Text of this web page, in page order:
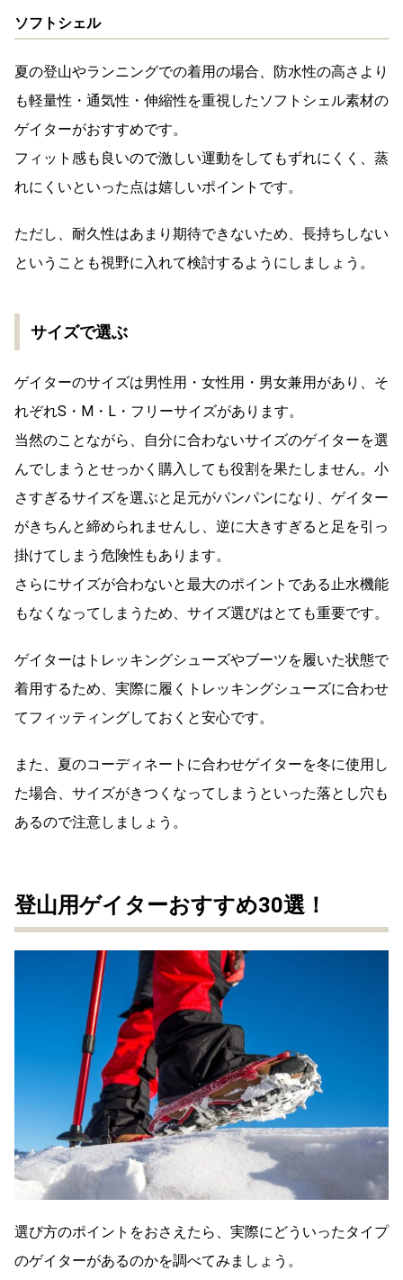
ソフトシェル
夏の登山やランニングでの着用の場合、防水性の高さより
も軽量性・通気性・伸縮性を重視したソフトシェル素材の
ゲイターがおすすめです。
フィット感も良いので激しい運動をしてもずれにくく、蒸
れにくいといった点は嬉しいポイントです。
ただし、耐久性はあまり期待できないため、長持ちしない
ということも視野に入れて検討するようにしましょう。
サイズで選ぶ
ゲイターのサイズは男性用・女性用・男女兼用があり、そ
れぞれS・M・L・フリーサイズがあります。
当然のことながら、自分に合わないサイズのゲイターを選
んでしまうとせっかく購入しても役割を果たしません。小
さすぎるサイズを選ぶと足元がパンパンになり、ゲイター
がきちんと締められませんし、逆に大きすぎると足を引っ
掛けてしまう危険性もあります。
さらにサイズが合わないと最大のポイントである止水機能
もなくなってしまうため、サイズ選びはとても重要です。
ゲイターはトレッキングシューズやブーツを履いた状態で
着用するため、実際に履くトレッキングシューズに合わせ
てフィッティングしておくと安心です。
また、夏のコーディネートに合わせゲイターを冬に使用し
た場合、サイズがきつくなってしまうといった落とし穴も
あるので注意しましょう。
登山用ゲイターおすすめ30選！
選び方のポイントをおさえたら、実際にどういったタイプ
のゲイターがあるのかを調べてみましょう。